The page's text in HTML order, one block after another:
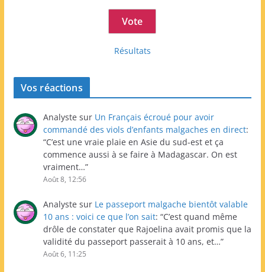
Résultats
Vos réactions
Analyste sur Un Français écroué pour avoir
commandé des viols d’enfants malgaches en direct:
“C’est une vraie plaie en Asie du sud-est et ça
commence aussi à se faire à Madagascar. On est
vraiment…”
Août 8, 12:56
Analyste sur Le passeport malgache bientôt valable
10 ans : voici ce que l’on sait: “C’est quand même
drôle de constater que Rajoelina avait promis que la
validité du passeport passerait à 10 ans, et…”
Août 6, 11:25